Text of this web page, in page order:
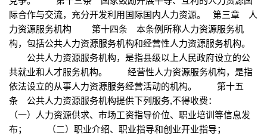
际合作与交流，充分开发利用国际国内人力资源。 第三章 人
力资源服务机构 第十四条 本条例所称人力资源服务机
构，包括公共人力资源服务机构和经营性人力资源服务机构。
公共人力资源服务机构，是指县级以上人民政府设立的公
共就业和人才服务机构。 经营性人力资源服务机构，是指
依法设立的从事人力资源服务经营活动的机构。 第十五
条 公共人力资源服务机构提供下列服务,不得收费：
（一）人力资源供求、市场工资指导价位、职业培训等信息发
布； （二）职业介绍、职业指导和创业开业指导；